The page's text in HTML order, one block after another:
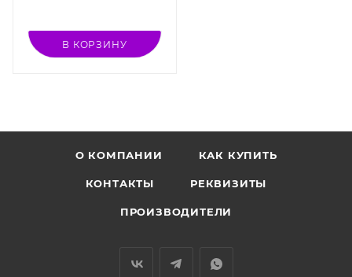
В КОРЗИНУ
О КОМПАНИИ КАК КУПИТЬ
КОНТАКТЫ РЕКВИЗИТЫ
ПРОИЗВОДИТЕЛИ